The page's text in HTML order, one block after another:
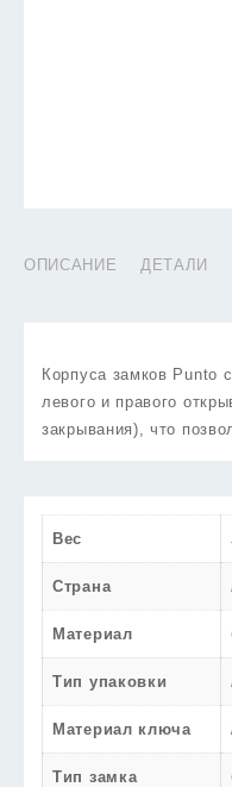
ОПИСАНИЕ ДЕТАЛИ
Корпуса замков Punto
левого и правого
закрывания), что
Вес
Страна
Материал
Тип упаковки
Материал ключа
Тип замка